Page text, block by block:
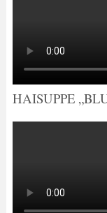
HAISUPPE